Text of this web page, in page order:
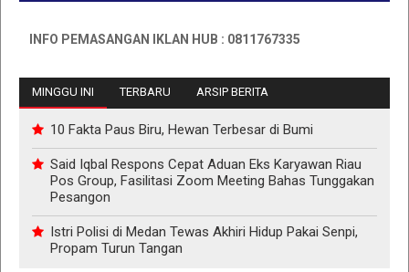
INFO PEMASANGAN IKLAN HUB : 0811767335
MINGGU INI TERBARU ARSIP BERITA
10 Fakta Paus Biru, Hewan Terbesar di Bumi
Said Iqbal Respons Cepat Aduan Eks Karyawan Riau
Pos Group, Fasilitasi Zoom Meeting Bahas Tunggakan
Pesangon
Istri Polisi di Medan Tewas Akhiri Hidup Pakai Senpi,
Propam Turun Tangan